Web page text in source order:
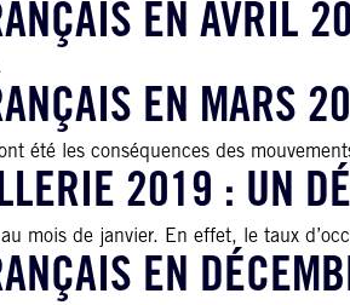
EN AVRIL
EN MARS
été les conséquences des
2019 : UN
mois de janvier. En effet, le taux
EN